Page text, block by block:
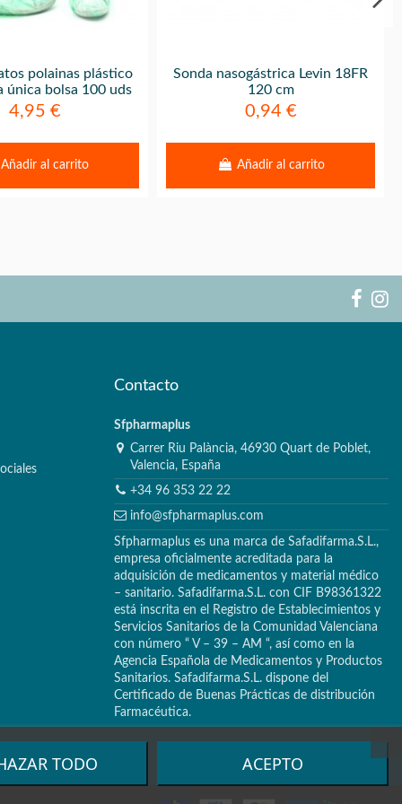
polainas plástico
única bolsa 100 uds
4,95 €
Añadir al carrito
Sonda nasogástrica Levin 18FR
120 cm
0,94 €
Añadir al carrito
Contacto
Sfpharmaplus
Carrer Riu Palància, 46930 Quart de Poblet,
Valencia, España
+34 96 353 22 22
info@sfpharmaplus.com
Sfpharmaplus es una marca de Safadifarma.S.L.,
empresa oficialmente acreditada para la
adquisición de medicamentos y material médico
– sanitario. Safadifarma.S.L. con CIF B98361322
está inscrita en el Registro de Establecimientos y
Servicios Sanitarios de la Comunidad Valenciana
con número “ V – 39 – AM “, así como en la
Agencia Española de Medicamentos y Productos
Sanitarios. Safadifarma.S.L. dispone del
Certificado de Buenas Prácticas de distribución
Farmacéutica.
TODO ACEPTO